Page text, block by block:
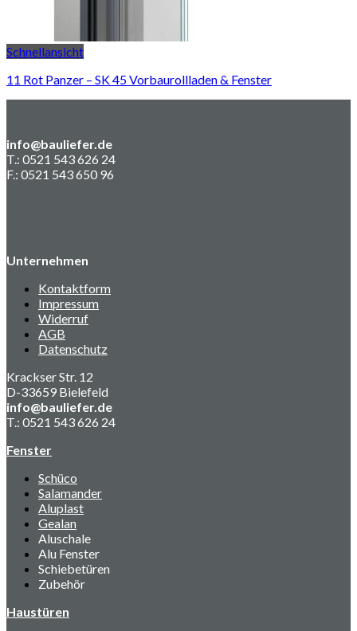
Schnellansicht
11 Rot Panzer – SK 45 Vorbaurollladen & Fenster
info@bauliefer.de
T.: 0521 543 626 24
F.: 0521 543 650 96
Unternehmen
Kontaktform
Impressum
Widerruf
AGB
Datenschutz
Krackser Str. 12
D-33659 Bielefeld
info@bauliefer.de
T.: 0521 543 626 24
Fenster
Schüco
Salamander
Aluplast
Gealan
Aluschale
Alu Fenster
Schiebetüren
Zubehör
Haustüren